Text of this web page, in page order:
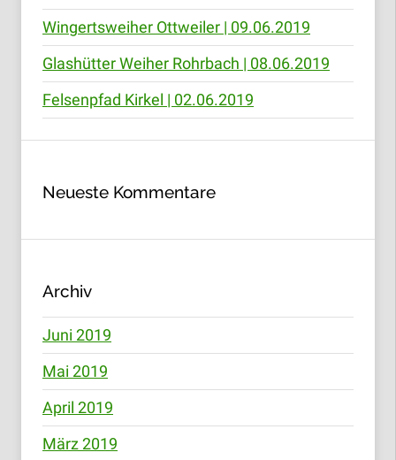
Wingertsweiher Ottweiler | 09.06.2019
Glashütter Weiher Rohrbach | 08.06.2019
Felsenpfad Kirkel | 02.06.2019
Neueste Kommentare
Archiv
Juni 2019
Mai 2019
April 2019
März 2019